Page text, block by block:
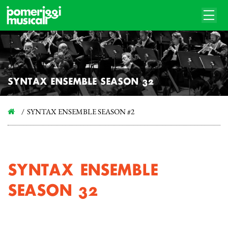
SYNTAX ENSEMBLE SEASON #2
SYNTAX ENSEMBLE SEASON #2
SYNTAX ENSEMBLE
SEASON #2